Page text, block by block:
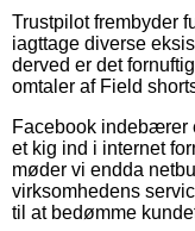
Trustpilot frembyder
iagttage diverse
derved er det
omtaler af Field
Facebook indebærer
et kig ind i internet
møder vi endda
virksomhedens
til at bedømme